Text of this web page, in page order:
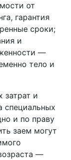
от
гарантия
сроки;
и
—
тело и
затрат и
специальных
и по праву
заем могут
—